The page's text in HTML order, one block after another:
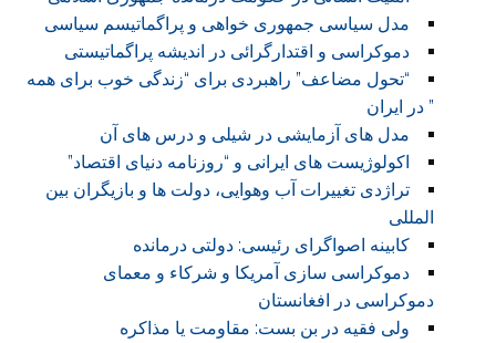
مدل سیاسی جمهوری خواهی و پراگماتیسم سیاسی
دموکراسی و اقتدارگرائی در اندیشه پراگماتیستی
“تحول مضاعف” راهبردی برای “زندگی خوب برای همه
” در ایران
مدل های آزمایشی در شیلی و درس های آن
اکولوژیست های ایرانی و “روزنامه دنیای اقتصاد”
تراژدی تغییرات آب وهوایی، دولت ها و بازیگران بین
المللی
کابینه اصواگرای رئیسی: دولتی درمانده
دموکراسی سازی آمریکا و شرکاء و معمای
دموکراسی در افغانستان
ولی فقیه در بن بست: مقاومت یا مذاکره